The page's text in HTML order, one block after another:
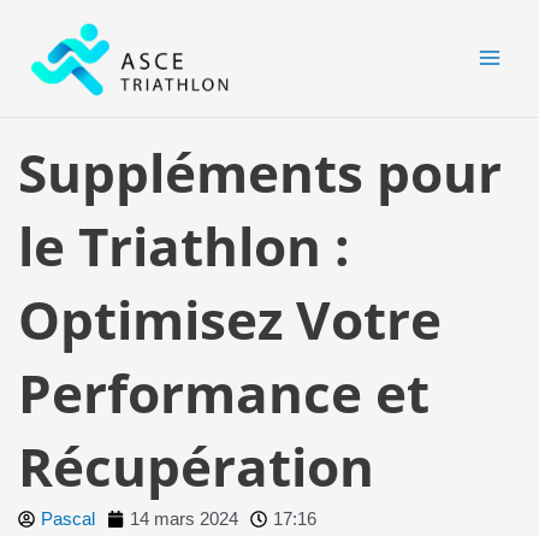
contenu
Suppléments pour
le Triathlon :
Optimisez Votre
Performance et
Récupération
Pascal 14 mars 2024
17:16